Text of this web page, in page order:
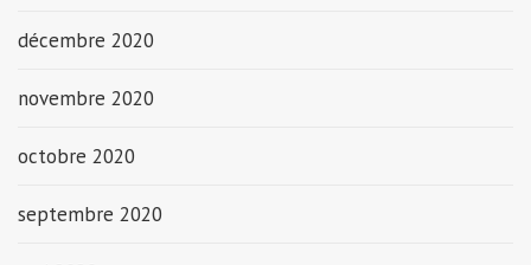
décembre 2020
novembre 2020
octobre 2020
septembre 2020